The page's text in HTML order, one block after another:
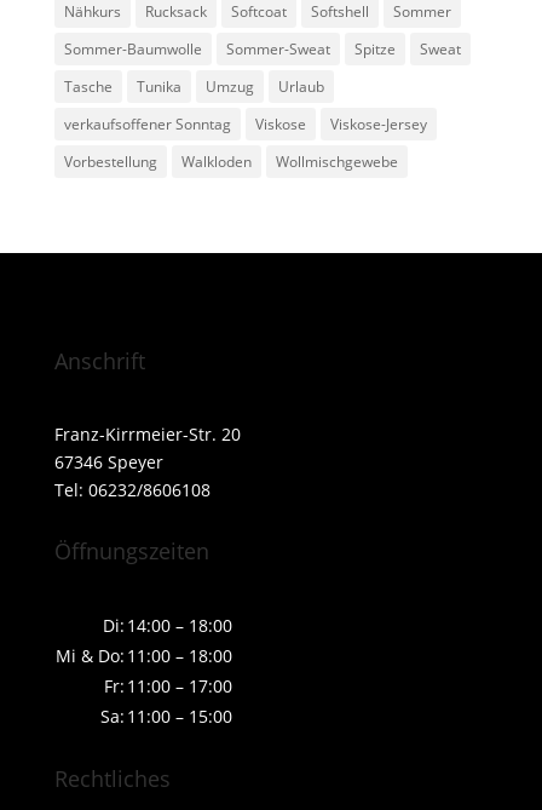
Nähkurs
Rucksack Softcoat Softshell
Sommer
Sommer-Baumwolle
Sommer-Sweat Spitze
Sweat
Tasche
Tunika Umzug
Urlaub
verkaufsoffener Sonntag
Viskose
Viskose-Jersey
Vorbestellung
Walkloden Wollmischgewebe
Anschrift
Franz-Kirrmeier-Str. 20
67346 Speyer
Tel: 06232/8606108
Öffnungszeiten
Di: 14:00 – 18:00
Mi & Do: 11:00 – 18:00
Fr: 11:00 – 17:00
Sa: 11:00 – 15:00
Rechtliches